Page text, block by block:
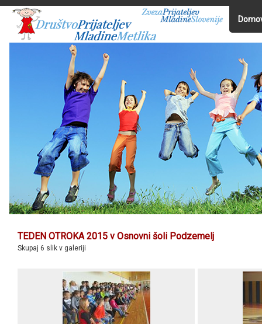
TEDEN OTROKA 2015 v Osnovni šoli Podzemelj
Skupaj 6 slik v galeriji